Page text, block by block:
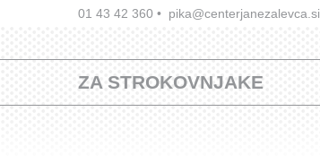
01 43 42 360 • pika@centerjanezalevca.si
ZA STROKOVNJAKE